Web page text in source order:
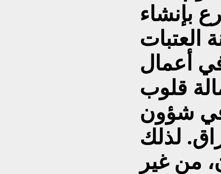
بإنشاء
العتبات
أعمال
قلوب
في شؤون
لذلك
من غير